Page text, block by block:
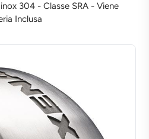
304 - Classe SRA - Viene
Inclusa